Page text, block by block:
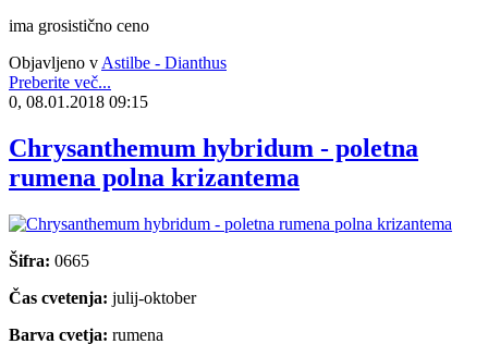
ima grosistično ceno
Objavljeno vAstilbe - Dianthus
Preberite več...
0, 08.01.2018 09:15
Chrysanthemum hybridum - poletna
rumena polna krizantema
Šifra: 0665
Čas cvetenja: julij-oktober
Barva cvetja: rumena